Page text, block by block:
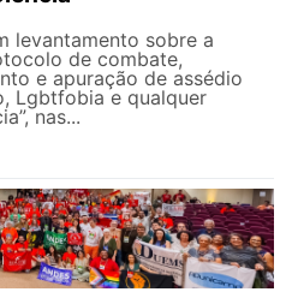
levantamento sobre a
de combate,
e apuração de assédio
Lgbtfobia e qualquer
nas...